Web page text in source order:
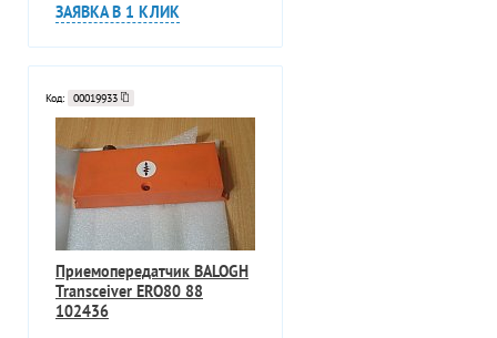
ЗАЯВКА В 1 КЛИК
Код: 00019933
Приемопередатчик BALOGH
Transceiver ERO80 88
102436